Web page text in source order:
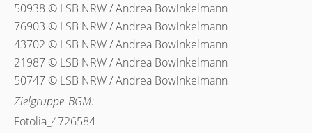
50938 © LSB NRW / Andrea Bowinkelmann
76903 © LSB NRW / Andrea Bowinkelmann
43702 © LSB NRW / Andrea Bowinkelmann
21987 © LSB NRW / Andrea Bowinkelmann
50747 © LSB NRW / Andrea Bowinkelmann
Zielgruppe_BGM:
Fotolia_4726584